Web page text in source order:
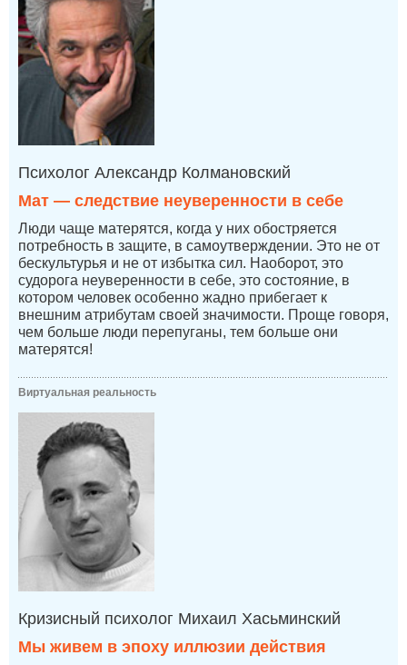
Психолог Александр Колмановский
Мат — следствие неуверенности в себе
Люди чаще матерятся, когда у них обостряется
потребность в защите, в самоутверждении. Это не от
бескультурья и не от избытка сил. Наоборот, это
судорога неуверенности в себе, это состояние, в
котором человек особенно жадно прибегает к
внешним атрибутам своей значимости. Проще говоря,
чем больше люди перепуганы, тем больше они
матерятся!
Виртуальная реальность
Кризисный психолог Михаил Хасьминский
Мы живем в эпоху иллюзии действия